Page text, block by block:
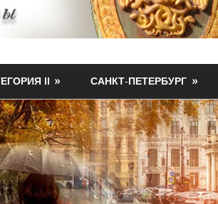
II САНКТ-ПЕТЕРБУРГ